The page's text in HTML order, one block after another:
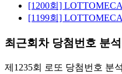
[1200회]
[1199회]
최근회차 당첨번호 분석
제1235회 로또 당첨번호 분석